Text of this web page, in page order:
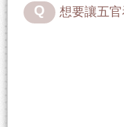
想要讓五